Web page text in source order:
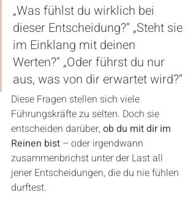
„Was fühlst du wirklich bei
dieser Entscheidung?“ „Steht sie
im Einklang mit deinen
Werten?“ „Oder führst du nur
aus, was von dir erwartet wird?“
Diese Fragen stellen sich viele
Führungskräfte zu selten. Doch sie
entscheiden darüber, ob du mit dir im
Reinen bist – oder irgendwann
zusammenbrichst unter der Last all
jener Entscheidungen, die du nie fühlen
durftest.